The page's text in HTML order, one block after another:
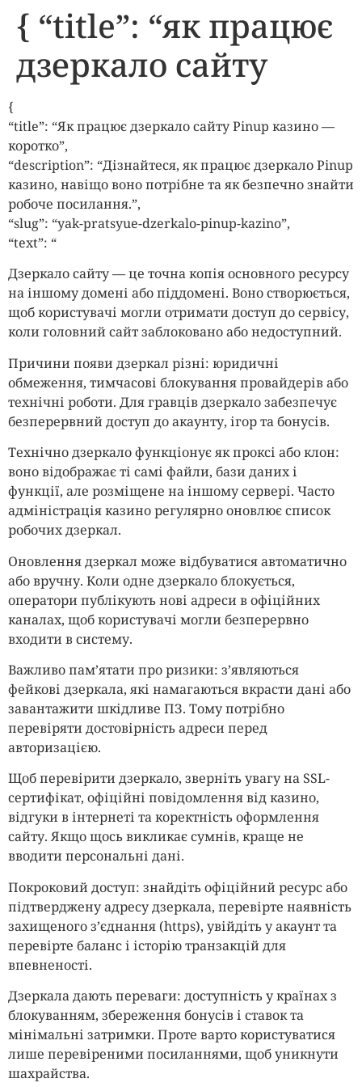
{ “title”: “як працює
дзеркало сайту
{
“title”: “Як працює дзеркало сайту Pinup казино —
коротко”,
“description”: “Дізнайтеся, як працює дзеркало Pinup
казино, навіщо воно потрібне та як безпечно знайти
робоче посилання.”,
“slug”: “yak-pratsyue-dzerkalo-pinup-kazino”,
“text”: “
Дзеркало сайту — це точна копія основного ресурсу
на іншому домені або піддомені. Воно створюється,
щоб користувачі могли отримати доступ до сервісу,
коли головний сайт заблоковано або недоступний.
Причини появи дзеркал різні: юридичні
обмеження, тимчасові блокування провайдерів або
технічні роботи. Для гравців дзеркало забезпечує
безперервний доступ до акаунту, ігор та бонусів.
Технічно дзеркало функціонує як проксі або клон:
воно відображає ті самі файли, бази даних і
функції, але розміщене на іншому сервері. Часто
адміністрація казино регулярно оновлює список
робочих дзеркал.
Оновлення дзеркал може відбуватися автоматично
або вручну. Коли одне дзеркало блокується,
оператори публікують нові адреси в офіційних
каналах, щоб користувачі могли безперервно
входити в систему.
Важливо памʼятати про ризики: зʼявляються
фейкові дзеркала, які намагаються вкрасти дані або
завантажити шкідливе ПЗ. Тому потрібно
перевіряти достовірність адреси перед
авторизацією.
Щоб перевірити дзеркало, зверніть увагу на SSL-
сертифікат, офіційні повідомлення від казино,
відгуки в інтернеті та коректність оформлення
сайту. Якщо щось викликає сумнів, краще не
вводити персональні дані.
Покроковий доступ: знайдіть офіційний ресурс або
підтверджену адресу дзеркала, перевірте наявність
захищеного з’єднання (https), увійдіть у акаунт та
перевірте баланс і історію транзакцій для
впевненості.
Дзеркала дають переваги: доступність у країнах з
блокуванням, збереження бонусів і ставок та
мінімальні затримки. Проте варто користуватися
лише перевіреними посиланнями, щоб уникнути
шахрайства.